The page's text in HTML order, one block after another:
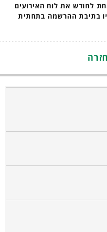
לחודש את לוח האירועים
בתיבת ההרשמה בתחתית